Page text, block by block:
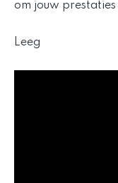
om jouw
Leeg